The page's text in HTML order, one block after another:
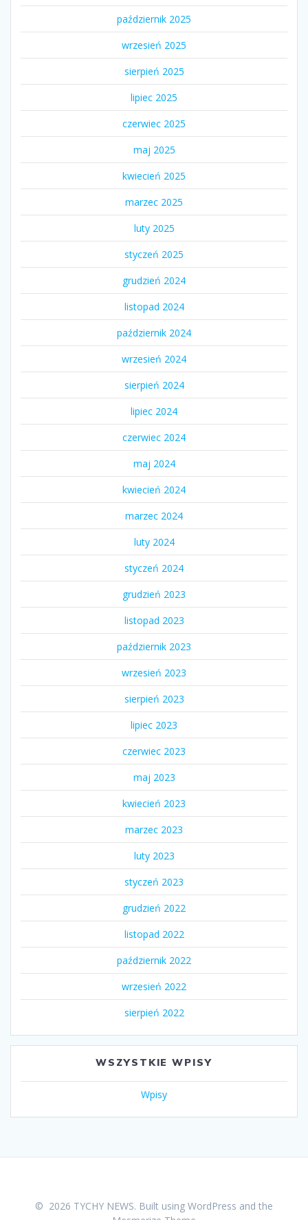
październik 2025
wrzesień 2025
sierpień 2025
lipiec 2025
czerwiec 2025
maj 2025
kwiecień 2025
marzec 2025
luty 2025
styczeń 2025
grudzień 2024
listopad 2024
październik 2024
wrzesień 2024
sierpień 2024
lipiec 2024
czerwiec 2024
maj 2024
kwiecień 2024
marzec 2024
luty 2024
styczeń 2024
grudzień 2023
listopad 2023
październik 2023
wrzesień 2023
sierpień 2023
lipiec 2023
czerwiec 2023
maj 2023
kwiecień 2023
marzec 2023
luty 2023
styczeń 2023
grudzień 2022
listopad 2022
październik 2022
wrzesień 2022
sierpień 2022
WSZYSTKIE WPISY
Wpisy
© 2026 TYCHY NEWS. Built using WordPress and the